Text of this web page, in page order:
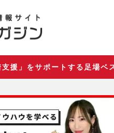
」をサポートする足場ベ